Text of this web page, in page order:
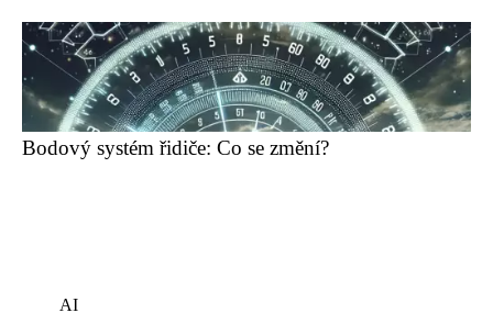
Bodový systém řidiče: Co se změní?
AI